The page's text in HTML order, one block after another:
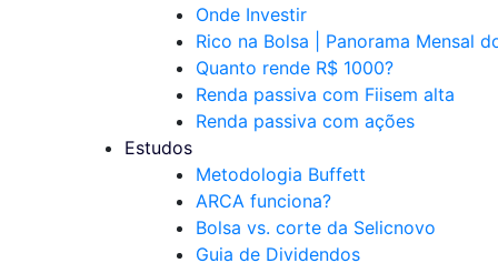
Onde Investir
Rico na Bolsa | Panorama Mensal
Quanto rende R$ 1000?
Renda passiva com Fiisem alta
Renda passiva com ações
Estudos
Metodologia Buffett
ARCA funciona?
Bolsa vs. corte da Selicnovo
Guia de Dividendos